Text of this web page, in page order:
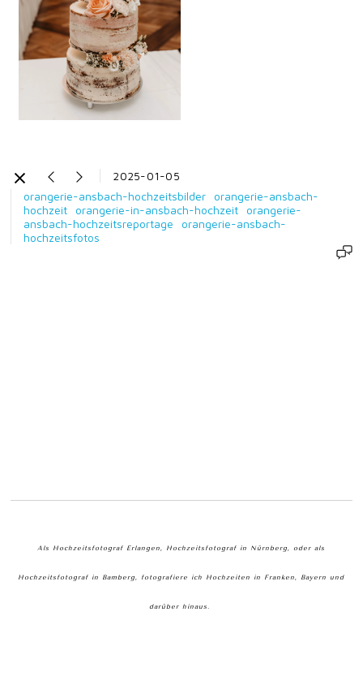
2025-01-05
orangerie-ansbach-hochzeitsbilder
orangerie-ansbach-
hochzeit
orangerie-in-ansbach-hochzeit
orangerie-
ansbach-hochzeitsreportage
orangerie-ansbach-
hochzeitsfotos
Als Hochzeitsfotograf Erlangen, Hochzeitsfotograf in Nürnberg, oder als
Hochzeitsfotograf in Bamberg, fotografiere ich Hochzeiten in Franken, Bayern und
darüber hinaus.